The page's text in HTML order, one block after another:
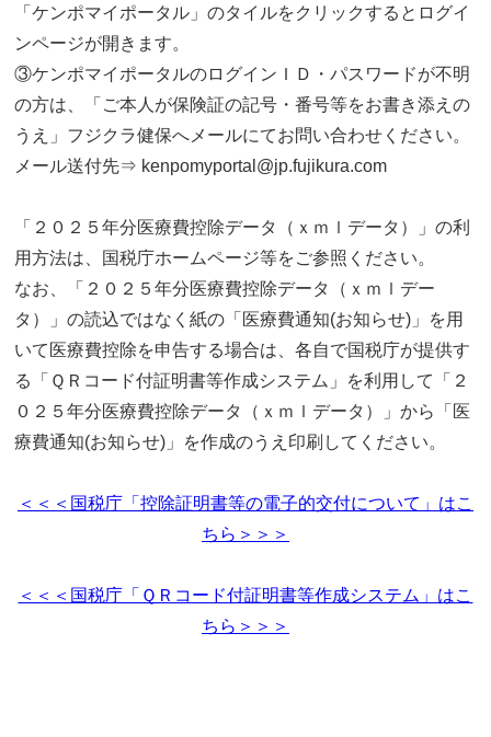
「ケンポマイポータル」のタイルをクリックするとログイ
ンページが開きます。
③ケンポマイポータルのログインＩＤ・パスワードが不明
の方は、「ご本人が保険証の記号・番号等をお書き添えの
うえ」フジクラ健保へメールにてお問い合わせください。
メール送付先⇒ kenpomyportal@jp.fujikura.com
「２０２５年分医療費控除データ（ｘｍｌデータ）」の利
用方法は、国税庁ホームページ等をご参照ください。
なお、「２０２５年分医療費控除データ（ｘｍｌデー
タ）」の読込ではなく紙の「医療費通知(お知らせ)」を用
いて医療費控除を申告する場合は、各自で国税庁が提供す
る「ＱＲコード付証明書等作成システム」を利用して「２
０２５年分医療費控除データ（ｘｍｌデータ）」から「医
療費通知(お知らせ)」を作成のうえ印刷してください。
＜＜＜国税庁「控除証明書等の電子的交付について」はこ
ちら＞＞＞
＜＜＜国税庁「ＱＲコード付証明書等作成システム」はこ
ちら＞＞＞